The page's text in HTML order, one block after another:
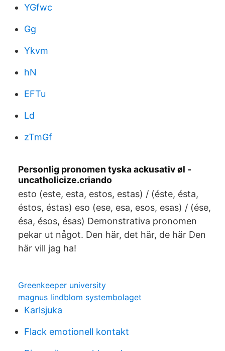
YGfwc
Gg
Ykvm
hN
EFTu
Ld
zTmGf
Personlig pronomen tyska ackusativ øl -
uncatholicize.criando
esto (este, esta, estos, estas) / (éste, ésta,
éstos, éstas) eso (ese, esa, esos, esas) / (ése,
ésa, ésos, ésas) Demonstrativa pronomen
pekar ut något. Den här, det här, de här Den
här vill jag ha!
Greenkeeper university
magnus lindblom systembolaget
Karlsjuka
Flack emotionell kontakt